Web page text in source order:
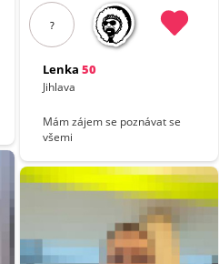
?
Lenka 50
Jihlava
Mám zájem se poznávat se
všemi